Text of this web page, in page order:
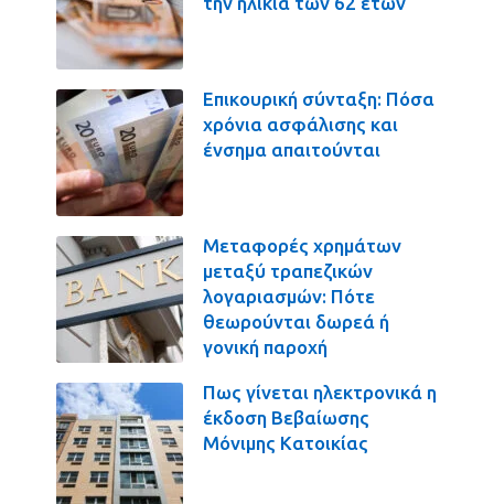
Επικουρική σύνταξη: Πόσα
χρόνια ασφάλισης και
ένσημα απαιτούνται
Μεταφορές χρημάτων
μεταξύ τραπεζικών
λογαριασμών: Πότε
θεωρούνται δωρεά ή
γονική παροχή
Πως γίνεται ηλεκτρονικά η
έκδοση Βεβαίωσης
Μόνιμης Κατοικίας